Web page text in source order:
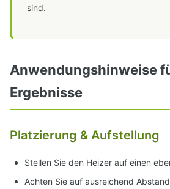
sind.
Anwendungshinweise
Ergebnisse
Platzierung & Aufstellung
Stellen Sie den Heizer auf einen
Achten Sie auf ausreichend